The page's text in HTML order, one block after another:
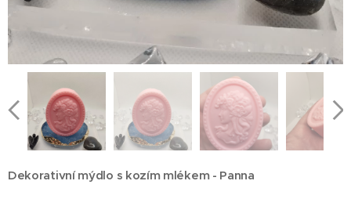
Dekorativní mýdlo s kozím mlékem - Panna